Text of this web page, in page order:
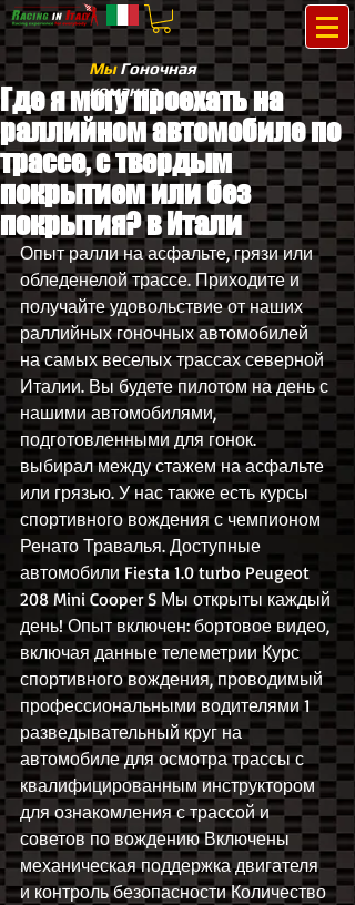
МыГоночная
команда
Где я могу проехать на
раллийном автомобиле по
трассе, с твердым
покрытием или без
покрытия? в Итали
Опыт ралли на асфальте, грязи или
обледенелой трассе. Приходите и
получайте удовольствие от наших
раллийных гоночных автомобилей
на самых веселых трассах северной
Италии. Вы будете пилотом на день с
нашими автомобилями,
подготовленными для гонок.
выбирал между стажем на асфальте
или грязью. У нас также есть курсы
спортивного вождения с чемпионом
Ренато Травалья. Доступные
автомобили Fiesta 1.0 turbo Peugeot
208 Mini Cooper S Мы открыты каждый
день! Опыт включен: бортовое видео,
включая данные телеметрии Курс
спортивного вождения, проводимый
профессиональными водителями 1
разведывательный круг на
автомобиле для осмотра трассы с
квалифицированным инструктором
для ознакомления с трассой и
советов по вождению Включены
механическая поддержка двигателя
и контроль безопасности Количество